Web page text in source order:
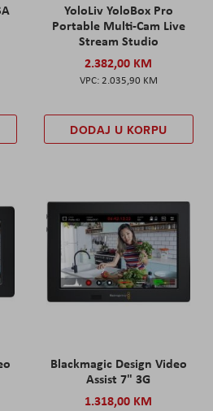
YoloLiv YoloBox Pro
Portable Multi-Cam Live
Stream Studio
2.382,00 KM
2.035,90 KM
DODAJ U KORPU
Blackmagic Design Video
Assist 7" 3G
1.318,00 KM